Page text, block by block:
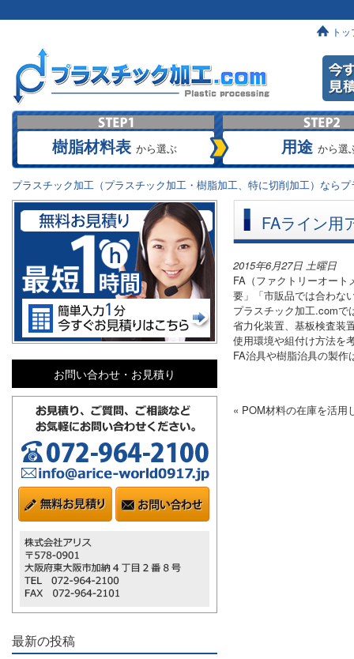
トッ
樹脂材料表 から選ぶ 用途 から選
プラスチック加工（プラスチック加工・樹脂加工、特に切削加工）なら
FAライン用
2015年6月27日 土曜日
FA（ファクトリーオー
要」「市販品では合わな
プラスチック加工.comで
省力化装置、基板検査装
使用環境や組付け方法を
FA治具や樹脂治具の製
« POM材料の在庫を活用
お問い合わせ・お見積り
最新の投稿